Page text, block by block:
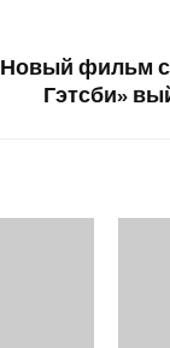
Новый фильм с
Гэтсби»